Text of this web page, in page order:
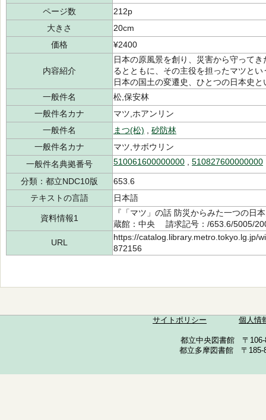
ページ数
212p
大きさ
20cm
価格
¥2400
内容紹介
日本の原風景を創り、災害から守って
るとともに、その主役を担ったマツと
日本の国土の変遷史、ひとつの日本史
一般件名
松,保安林
一般件名カナ
マツ,ホアンリン
一般件名
まつ(松)
砂防林
一般件名カナ
マツ,サボウリン
一般件名典拠番号
510061600000000 510827600000000
分類：都立NDC10版
653.6
テキストの言語
日本語
資料情報1
『「マツ」の話 防災からみた一つの
蔵館：中央 請求記号：/653.6/5005/
URL
https://catalog.library.metro.tokyo.lg.jp/
872156
サイトポリシー 個人情
都立中央図書館 〒
都立多摩図書館 〒185-